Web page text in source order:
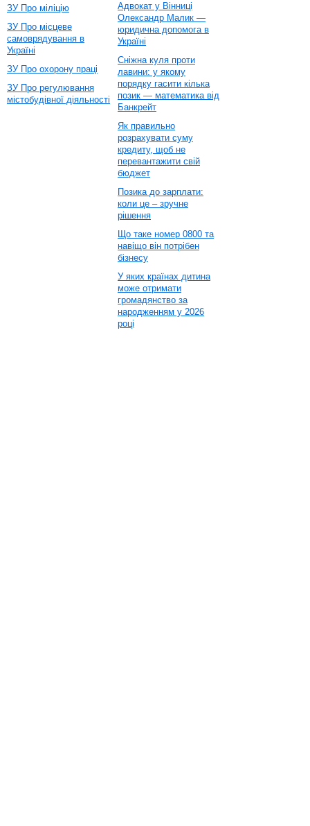
ЗУ Про міліцію
ЗУ Про місцеве
самоврядування в
Україні
ЗУ Про охорону праці
ЗУ Про регулювання
містобудівної діяльності
Адвокат у Вінниці
Олександр Малик —
юридична допомога в
Україні
Сніжна куля проти
лавини: у якому
порядку гасити кілька
позик — математика від
Банкрейт
Як правильно
розрахувати суму
кредиту, щоб не
перевантажити свій
бюджет
Позика до зарплати:
коли це – зручне
рішення
Що таке номер 0800 та
навіщо він потрібен
бізнесу
У яких країнах дитина
може отримати
громадянство за
народженням у 2026
році